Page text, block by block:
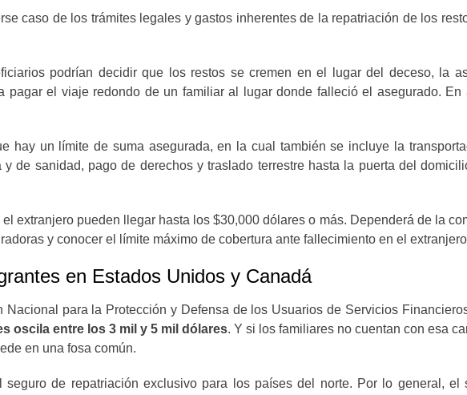
caso de los trámites legales y gastos inherentes de la repatriación de los
podrían decidir que los restos se cremen en el lugar del deceso, la
pagar el viaje redondo de un familiar al lugar donde falleció el asegurado.
hay un límite de suma asegurada, en la cual también se incluye la
y de sanidad, pago de derechos y traslado terrestre hasta la puerta del
extranjero pueden llegar hasta los $30,000 dólares o más. Dependerá de la
y conocer el límite máximo de cobertura ante fallecimiento en el
en Estados Unidos y Canadá
Nacional para la Protección y Defensa de los Usuarios de Servicios
oscila entre los 3 mil y 5 mil dólares. Y si los familiares no cuentan con esa
en una fosa común.
seguro de repatriación exclusivo para los países del norte. Por lo general,